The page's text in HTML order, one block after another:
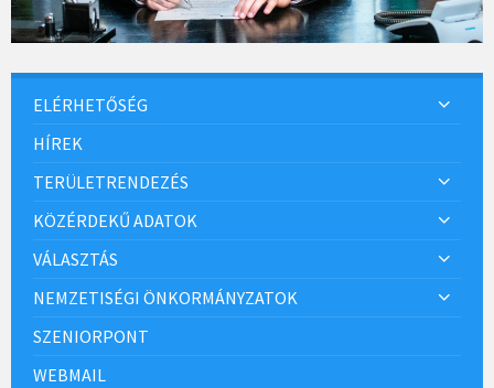
ELÉRHETŐSÉG
HÍREK
TERÜLETRENDEZÉS
KÖZÉRDEKŰ ADATOK
VÁLASZTÁS
NEMZETISÉGI ÖNKORMÁNYZATOK
SZENIORPONT
WEBMAIL